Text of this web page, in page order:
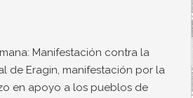
Manifestación contra la
de Eragin, manifestación por la
en apoyo a los pueblos de